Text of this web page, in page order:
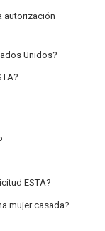
autorización
Unidos?
ESTA?
mujer casada?